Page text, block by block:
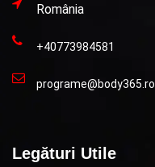
România
+40773984581
programe@body365.ro
Legături Utile